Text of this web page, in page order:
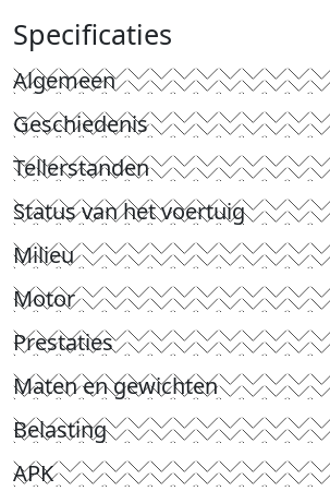
Specificaties
Algemeen
Geschiedenis
Tellerstanden
Status van het voertuig
Milieu
Motor
Prestaties
Maten en gewichten
Belasting
APK